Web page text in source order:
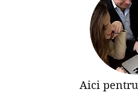
Aici